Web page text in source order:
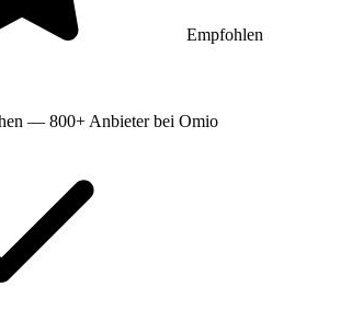
Empfohlen
— 800+ Anbieter bei Omio